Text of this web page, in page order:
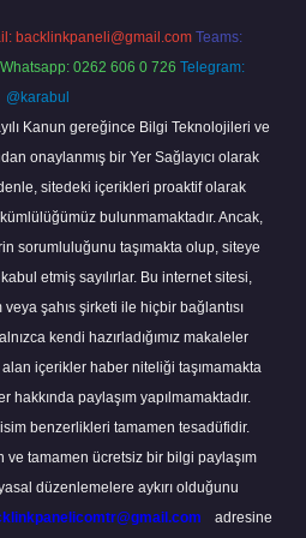
backlinkpaneli@gmail.com Teams:
Whatsapp: 0262 606 0 726 Telegram:
@karabul
Kanun gereğince Bilgi Teknolojileri ve
onaylanmış bir Yer Sağlayıcı olarak
sitedeki içerikleri proaktif olarak
bulunmamaktadır. Ancak,
sorumluluğunu taşımakta olup, siteye
etmiş sayılırlar. Bu internet sitesi,
şahıs şirketi ile hiçbir bağlantısı
kendi hazırladığımız makaleler
alan içerikler haber niteliği taşımamakta
paylaşım yapılmamaktadır.
benzerlikleri tamamen tesadüfidir.
ve tamamen ücretsiz bir bilgi paylaşım
düzenlemelere aykırı olduğunu
adresine